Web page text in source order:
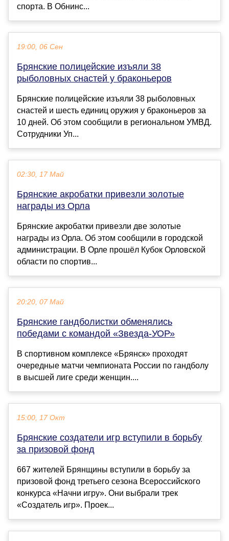
спорта. В Обнинс...
19:00, 06 Сен
Брянские полицейские изъяли 38
рыболовных снастей у браконьеров
Брянские полицейские изъяли 38 рыболовных
снастей и шесть единиц оружия у браконьеров за
10 дней. Об этом сообщили в региональном УМВД.
Сотрудники Уп...
02:30, 17 Май
Брянские акробатки привезли золотые
награды из Орла
Брянские акробатки привезли две золотые
награды из Орла. Об этом сообщили в городской
администрации. В Орле прошёл Кубок Орловской
области по спортив...
20:20, 07 Май
Брянские гандболистки обменялись
победами с командой «Звезда-УОР»
В спортивном комплексе «Брянск» проходят
очередные матчи чемпионата России по гандболу
в высшей лиге среди женщин....
15:00, 17 Окт
Брянские создатели игр вступили в борьбу
за призовой фонд
667 жителей Брянщины вступили в борьбу за
призовой фонд третьего сезона Всероссийского
конкурса «Начни игру». Они выбрали трек
«Создатель игр». Проек...